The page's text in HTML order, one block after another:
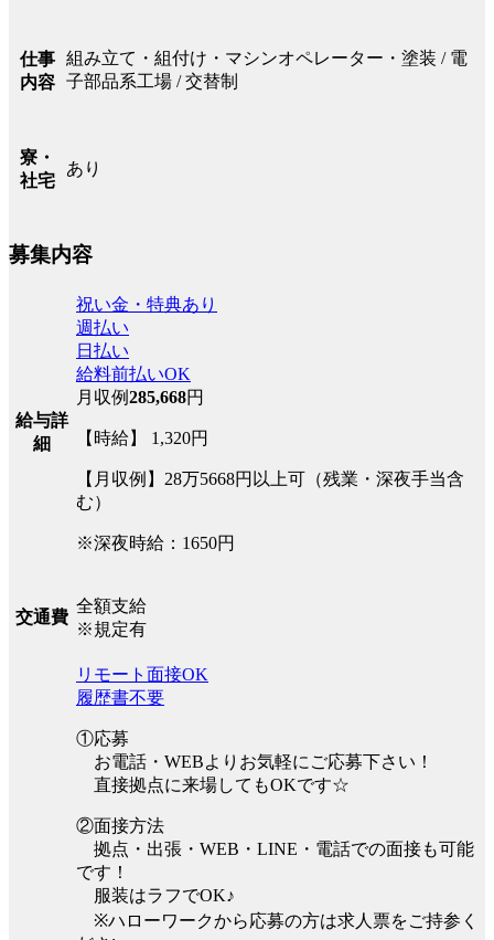
仕事
内容
組み立て・組付け・マシンオペレーター・塗装 / 電
子部品系工場 / 交替制
寮・
社宅
あり
募集内容
給与詳
細
祝い金・特典あり
週払い
日払い
給料前払いOK
月収例285,668円
【時給】 1,320円
【月収例】28万5668円以上可（残業・深夜手当含
む）
※深夜時給：1650円
交通費
全額支給
※規定有
リモート面接OK
履歴書不要
①応募
お電話・WEBよりお気軽にご応募下さい！
直接拠点に来場してもOKです☆
②面接方法
拠点・出張・WEB・LINE・電話での面接も可能
です！
服装はラフでOK♪
※ハローワークから応募の方は求人票をご持参く